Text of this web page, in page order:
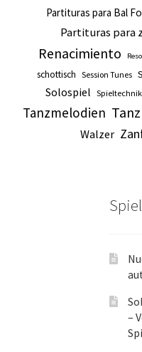
Partituras para Bal
Partituras para
Renacimiento
schottisch Session Tunes
Solospiel Spieltechnik
Tanzmelodien
Walzer
–